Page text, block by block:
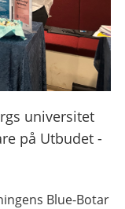
universitet
på Utbudet -
Blue-Botar